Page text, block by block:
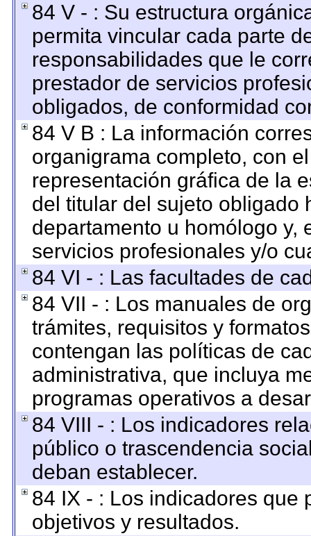
84 V - : Su estructura
permita vincular cada parte
responsabilidades que le
prestador de servicios
obligados, de conformidad
84 V B : La información
organigrama completo, con
representación gráfica de la
del titular del sujeto obligado
departamento u homólogo y,
servicios profesionales y/o
84 VI - : Las facultades de
84 VII - : Los manuales de
trámites, requisitos y
contengan las políticas de
administrativa, que incluya
programas operativos a
84 VIII - : Los indicadores
público o trascendencia
deban establecer.
84 IX - : Los indicadores que
objetivos y resultados.